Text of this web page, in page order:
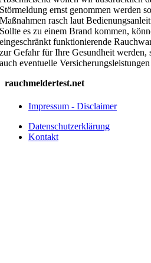
Störmeldung ernst genommen werden
Maßnahmen rasch laut
Sollte es zu einem Brand kommen,
eingeschränkt funktionierende
zur Gefahr für Ihre Gesundheit werden,
auch eventuelle
rauchmeldertest.net
Impressum - Disclaimer
Datenschutzerklärung
Kontakt